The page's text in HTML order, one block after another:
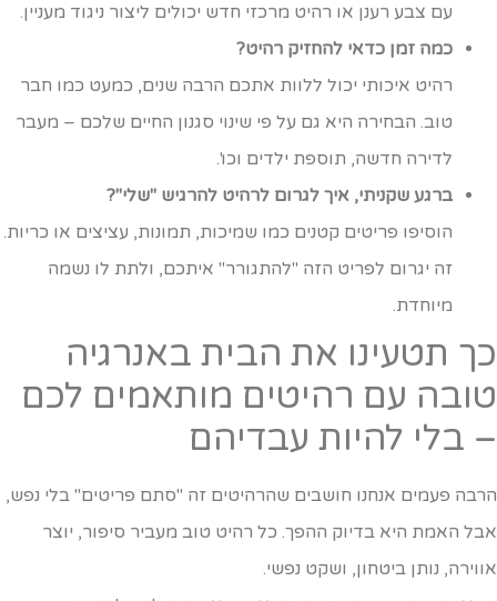
עם צבע רענן או רהיט מרכזי חדש יכולים ליצור ניגוד מעניין.
כמה זמן כדאי להחזיק רהיט?
רהיט איכותי יכול ללוות אתכם הרבה שנים, כמעט כמו חבר
טוב. הבחירה היא גם על פי שינוי סגנון החיים שלכם – מעבר
לדירה חדשה, תוספת ילדים וכו'.
ברגע שקניתי, איך לגרום לרהיט להרגיש "שלי"?
הוסיפו פריטים קטנים כמו שמיכות, תמונות, עציצים או כריות.
זה יגרום לפריט הזה "להתגורר" איתכם, ולתת לו נשמה
מיוחדת.
תטעינו את הבית באנרגיה
עם רהיטים מותאמים לכם
בלי להיות עבדיהם
פעמים אנחנו חושבים שהרהיטים זה "סתם פריטים" בלי נפש,
האמת היא בדיוק ההפך. כל רהיט טוב מעביר סיפור, יוצר
נותן ביטחון, ושקט נפשי.